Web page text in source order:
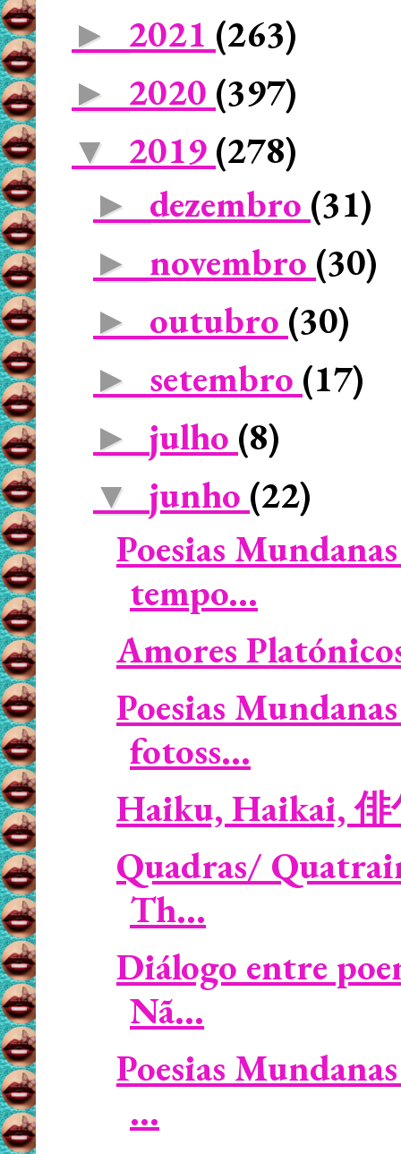
► 2021 (263)
► 2020 (397)
▼ 2019 (278)
► dezembro (31)
► novembro (30)
► outubro (30)
► setembro (17)
► julho (8)
▼ junho (22)
Poesias
tempo...
Amores
Poesias
fotoss...
Haiku, Haikai, 俳
Quadras/
Th...
Diálogo entre
Nã...
Poesias
...